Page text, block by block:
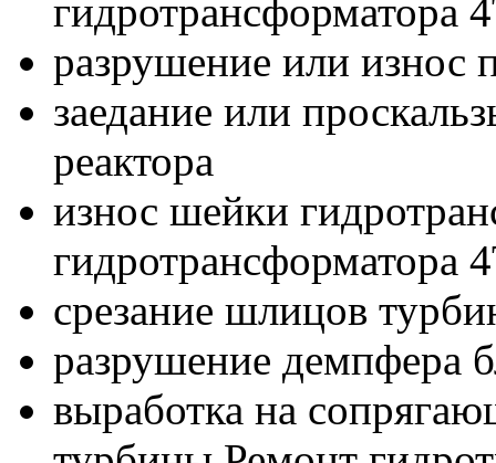
гидротрансформатора
разрушение или износ
заедание или
реактора
износ шейки
гидротрансформатора
срезание шлицов
разрушение демпфера
выработка на